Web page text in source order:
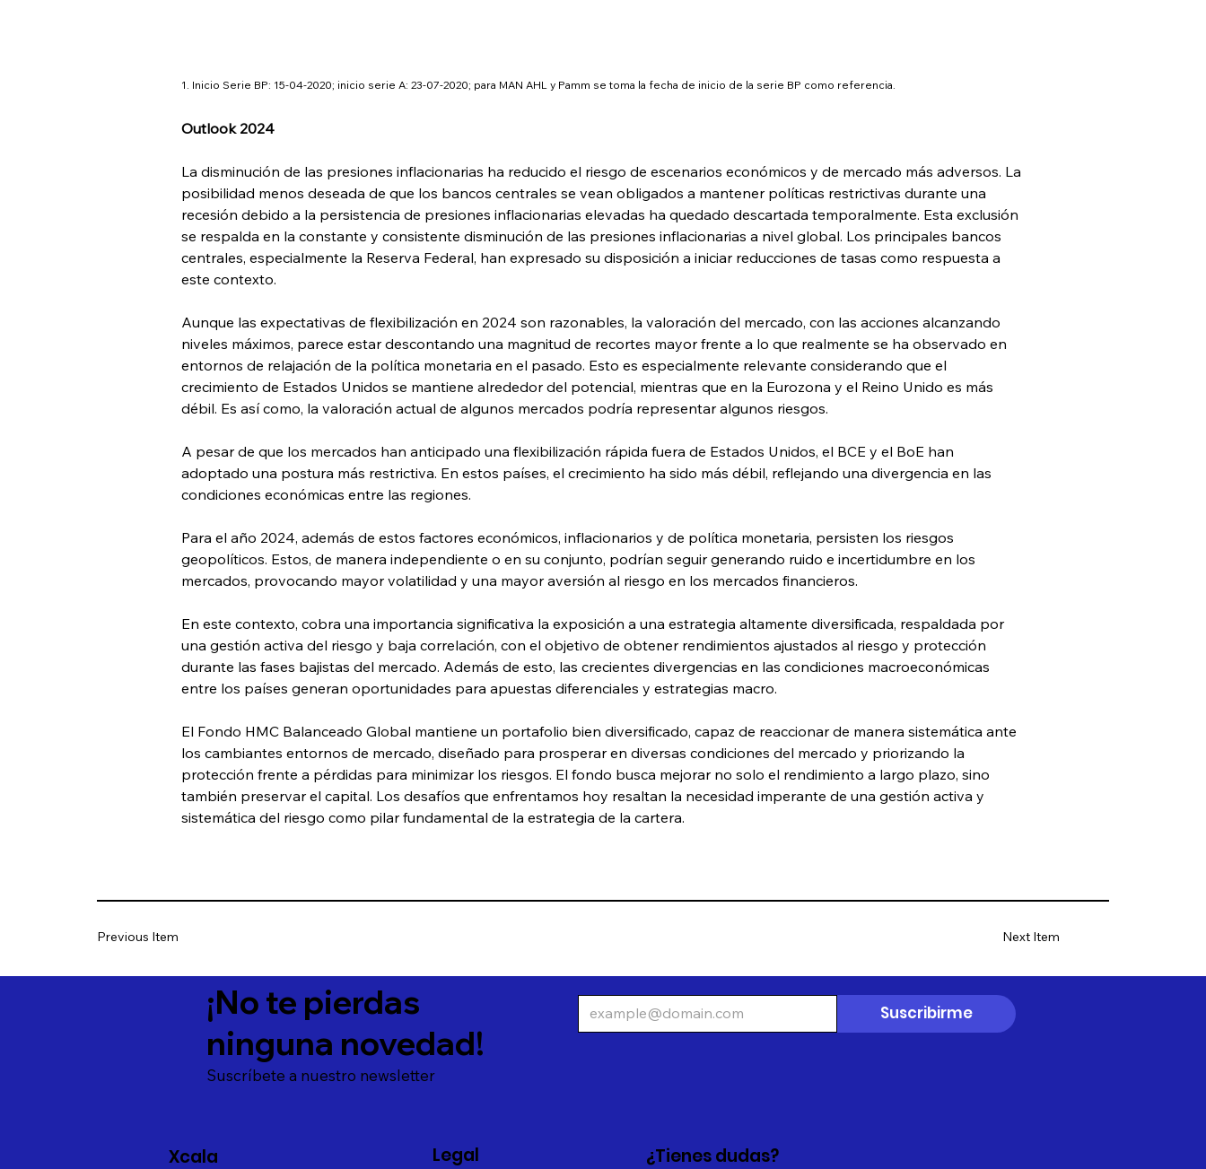
1. Inicio Serie BP: 15-04-2020; inicio serie A: 23-07-2020; para MAN AHL y Pamm se toma la fecha de inicio de la serie BP como referencia.
Outlook 2024
La disminución de las presiones inflacionarias ha reducido el riesgo de escenarios económicos y de mercado más adversos. La
posibilidad menos deseada de que los bancos centrales se vean obligados a mantener políticas restrictivas durante una
recesión debido a la persistencia de presiones inflacionarias elevadas ha quedado descartada temporalmente. Esta exclusión
se respalda en la constante y consistente disminución de las presiones inflacionarias a nivel global. Los principales bancos
centrales, especialmente la Reserva Federal, han expresado su disposición a iniciar reducciones de tasas como respuesta a
este contexto.
Aunque las expectativas de flexibilización en 2024 son razonables, la valoración del mercado, con las acciones alcanzando
niveles máximos, parece estar descontando una magnitud de recortes mayor frente a lo que realmente se ha observado en
entornos de relajación de la política monetaria en el pasado. Esto es especialmente relevante considerando que el
crecimiento de Estados Unidos se mantiene alrededor del potencial, mientras que en la Eurozona y el Reino Unido es más
débil. Es así como, la valoración actual de algunos mercados podría representar algunos riesgos.
A pesar de que los mercados han anticipado una flexibilización rápida fuera de Estados Unidos, el BCE y el BoE han
adoptado una postura más restrictiva. En estos países, el crecimiento ha sido más débil, reflejando una divergencia en las
condiciones económicas entre las regiones.
Para el año 2024, además de estos factores económicos, inflacionarios y de política monetaria, persisten los riesgos
geopolíticos. Estos, de manera independiente o en su conjunto, podrían seguir generando ruido e incertidumbre en los
mercados, provocando mayor volatilidad y una mayor aversión al riesgo en los mercados financieros.
En este contexto, cobra una importancia significativa la exposición a una estrategia altamente diversificada, respaldada por
una gestión activa del riesgo y baja correlación, con el objetivo de obtener rendimientos ajustados al riesgo y protección
durante las fases bajistas del mercado. Además de esto, las crecientes divergencias en las condiciones macroeconómicas
entre los países generan oportunidades para apuestas diferenciales y estrategias macro.
El Fondo HMC Balanceado Global mantiene un portafolio bien diversificado, capaz de reaccionar de manera sistemática ante
los cambiantes entornos de mercado, diseñado para prosperar en diversas condiciones del mercado y priorizando la
protección frente a pérdidas para minimizar los riesgos. El fondo busca mejorar no solo el rendimiento a largo plazo, sino
también preservar el capital. Los desafíos que enfrentamos hoy resaltan la necesidad imperante de una gestión activa y
sistemática del riesgo como pilar fundamental de la estrategia de la cartera.
Next Item
Previous Item
¿Tienes dudas?
Legal
Xcala
¡No te pierdas
ninguna novedad!
Suscríbete a nuestro newsletter
Suscribirme